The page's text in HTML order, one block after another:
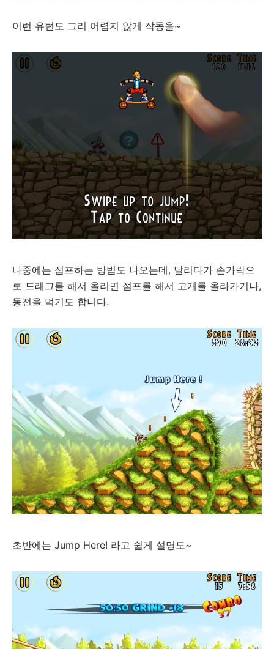
이런 유턴도 그리 어렵지 않게 작동을~
나중에는 점프하는 방법도 나오는데, 달리다가 손가락으
로 드래그를 해서 올리면 점프를 해서 고개를 올라가거나,
동전을 먹기도 합니다.
초반에는 Jump Here! 라고 쉽게 설명도~